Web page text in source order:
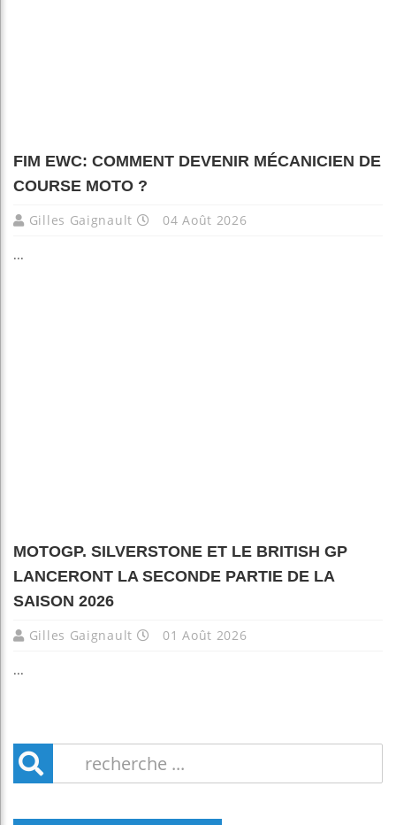
FIM EWC: COMMENT DEVENIR MÉCANICIEN DE
COURSE MOTO ?
Gilles Gaignault 04 Août 2026
...
MOTOGP. SILVERSTONE ET LE BRITISH GP
LANCERONT LA SECONDE PARTIE DE LA
SAISON 2026
Gilles Gaignault 01 Août 2026
...